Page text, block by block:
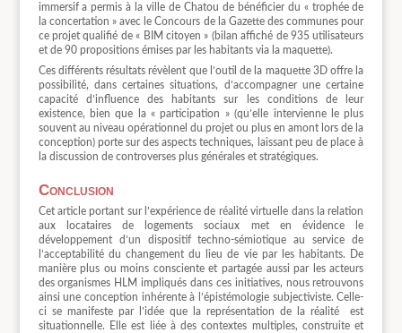
immersif a permis à la ville de Chatou de bénéficier du « trophée de
la concertation » avec le Concours de la Gazette des communes pour
ce projet qualifié de « BIM citoyen » (bilan affiché de 935 utilisateurs
et de 90 propositions émises par les habitants via la maquette).
Ces différents résultats révèlent que l’outil de la maquette 3D offre la
possibilité, dans certaines situations, d’accompagner une certaine
capacité d’influence des habitants sur les conditions de leur
existence, bien que la « participation » (qu’elle intervienne le plus
souvent au niveau opérationnel du projet ou plus en amont lors de la
conception) porte sur des aspects techniques, laissant peu de place à
la discussion de controverses plus générales et stratégiques.
Conclusion
Cet article portant sur l’expérience de réalité virtuelle dans la relation
aux locataires de logements sociaux met en évidence le
développement d’un dispositif techno-sémiotique au service de
l’acceptabilité du changement du lieu de vie par les habitants. De
manière plus ou moins consciente et partagée aussi par les acteurs
des organismes HLM impliqués dans ces initiatives, nous retrouvons
ainsi une conception inhérente à l’épistémologie subjectiviste. Celle-
ci se manifeste par l’idée que la représentation de la réalité
est
situationnelle. Elle est liée à des contextes multiples, construite et